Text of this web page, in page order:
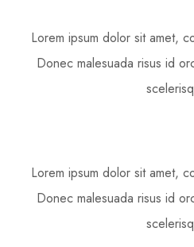
Lorem ipsum dolor sit amet,
Donec malesuada risus id
Lorem ipsum dolor sit amet,
Donec malesuada risus id